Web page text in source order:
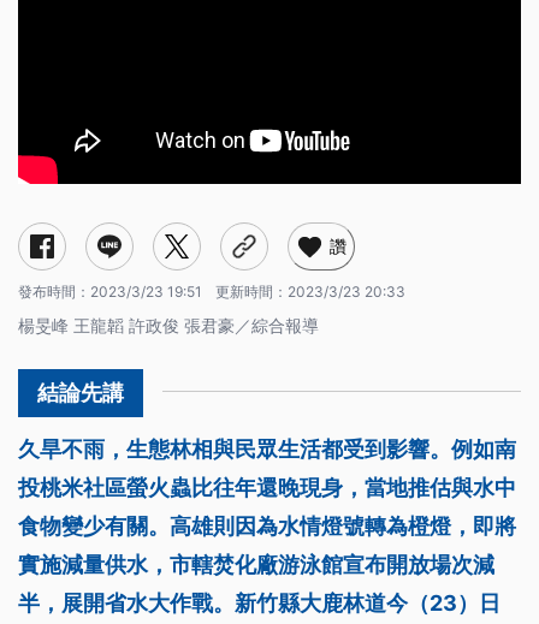
讚
發布時間： 2023/3/23 19:51 更新時間： 2023/3/23 20:33
楊旻峰 王龍韜 許政俊 張君豪／綜合報導
久旱不雨，生態林相與民眾生活都受到影響。例如南
投桃米社區螢火蟲比往年還晚現身，當地推估與水中
食物變少有關。高雄則因為水情燈號轉為橙燈，即將
實施減量供水，市轄焚化廠游泳館宣布開放場次減
半，展開省水大作戰。新竹縣大鹿林道今（23）日